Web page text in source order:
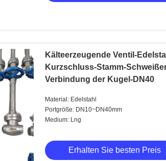
Kälteerzeugende Ventil-
Kurzschluss-Stamm-
Verbindung der Kugel-DN40
Material: Edelstahl
Portgröße: DN10~DN40mm
Medium: Lng
Erhalten Sie besten Preis